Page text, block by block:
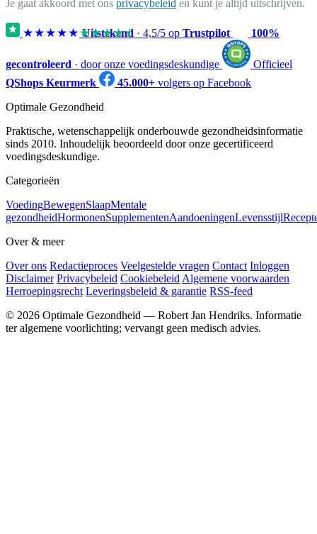
Je gaat akkoord met ons privacybeleid en kunt je altijd uitschrijven.
★★★★★★★★★★
Uitstekend · 4,5/5 op Trustpilot 100%
gecontroleerd · door onze voedingsdeskundige
Officieel
QShops Keurmerk
45.000+ volgers op Facebook
Optimale Gezondheid
Praktische, wetenschappelijk onderbouwde gezondheidsinformatie
sinds 2010. Inhoudelijk beoordeeld door onze gecertificeerd
voedingsdeskundige.
Categorieën
VoedingBewegenSlaapMentale
gezondheidHormonenSupplementenAandoeningenLevensstijl
Over & meer
Over ons Redactieproces Veelgestelde vragen Contact Inloggen
Disclaimer Privacybeleid CookiebeleidAlgemene voorwaarden
Herroepingsrecht Leveringsbeleid & garantie RSS-feed
© 2026 Optimale Gezondheid — Robert Jan Hendriks. Informatie
ter algemene voorlichting; vervangt geen medisch advies.